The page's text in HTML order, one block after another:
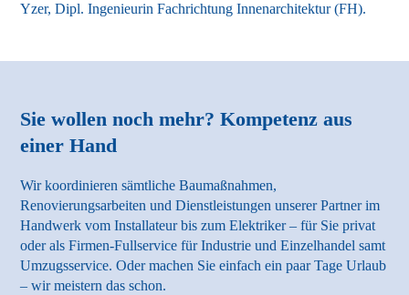
Yzer, Dipl. Ingenieurin Fachrichtung Innenarchitektur (FH).
Sie wollen noch mehr? Kompetenz aus
einer Hand
Wir koordinieren sämtliche Baumaßnahmen,
Renovierungsarbeiten und Dienstleistungen unserer Partner im
Handwerk vom Installateur bis zum Elektriker – für Sie privat
oder als Firmen-Fullservice für Industrie und Einzelhandel samt
Umzugsservice. Oder machen Sie einfach ein paar Tage Urlaub
– wir meistern das schon.